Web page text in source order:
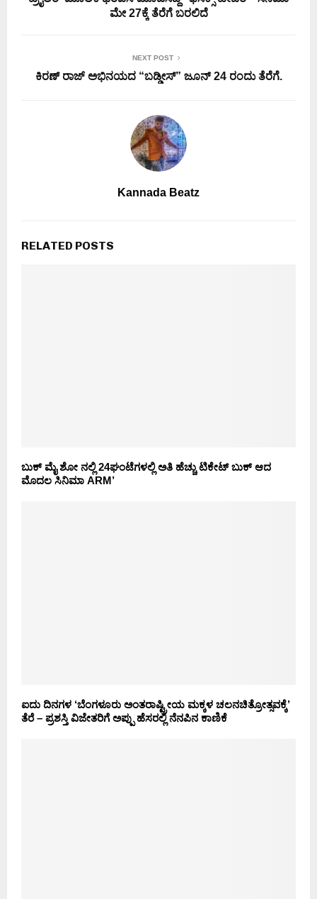
ಮೇ 27ಕ್ಕೆ ತೆರೆಗೆ ಬರಲಿದೆ
NEXT POST
ಕಿರಣ್ ರಾಜ್ ಅಭಿನಯದ “ಬಡ್ಡೀಸ್” ಜೂನ್ 24 ರಂದು ತೆರೆಗೆ.
Kannada Beatz
RELATED POSTS
ಬುಕ್ ಮೈ ಶೋ ನಲ್ಲಿ 24ಘಂಟೆಗಳಲ್ಲಿ ಅತಿ ಹೆಚ್ಚು ಟಿಕೇಟ್ ಬುಕ್ ಆದ
ಮೊದಲ ಸಿನಿಮಾ ARM’
ಐದು ದಿನಗಳ ‘ಬೆಂಗಳೂರು ಅಂತರಾಷ್ಟ್ರೀಯ ಮಕ್ಕಳ ಚಲನಚಿತ್ರೋತ್ಸವಕ್ಕೆ’
ತೆರೆ – ಪ್ರಶಸ್ತಿ ವಿಜೇತರಿಗೆ ಅಪ್ಪು ಹೆಸರಲ್ಲಿ ನೆನಪಿನ ಕಾಣಿಕೆ